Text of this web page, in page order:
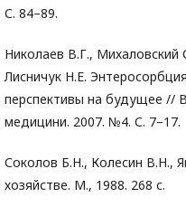
С. 84–89.
Николаев В.Г.,
Лисничук Н.Е.
перспективы на будущее //
медицини. 2007. №4. С. 7–17.
Соколов Б.Н., Колесин В.Н.,
хозяйстве. М., 1988. 268 с.